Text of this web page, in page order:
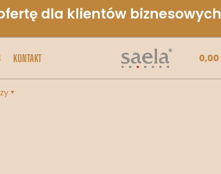
dla klientów biznesowych
KONTAKT 0,00